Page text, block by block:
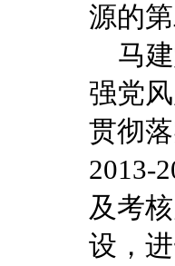
源的
马建
强党
贯彻
2013-
及考
设，